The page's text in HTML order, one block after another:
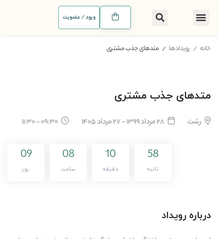
ورود / عضویت
خانه رویدادها متدهای جذب مشتری
متدهای جذب مشتری
رشت ۲۸ مرداد ۱۳۹۹ - ۲۷ مرداد ۱۴۰۵ ۰۹:۳۰ - ۱۱:۳۰
09
روز
08
ساعت
10
دقیقه
57
ثانیه
درباره رویداد